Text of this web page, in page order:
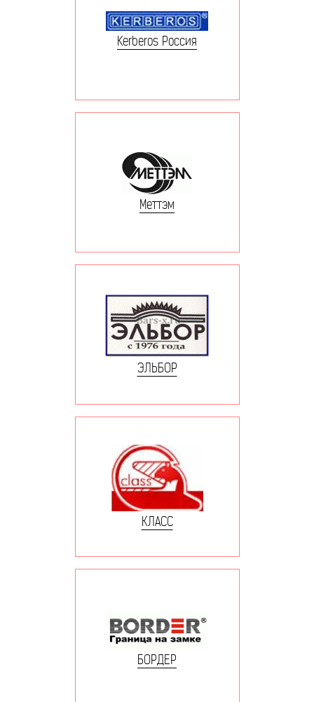
Kerberos Россия
Меттэм
ЭЛЬБОР
КЛАСС
БОРДЕР